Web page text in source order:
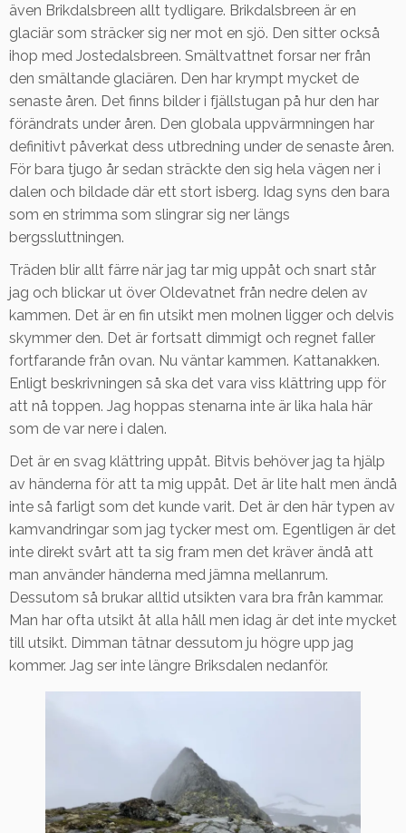
även Brikdalsbreen allt tydligare. Brikdalsbreen är en
glaciär som sträcker sig ner mot en sjö. Den sitter också
ihop med Jostedalsbreen. Smältvattnet forsar ner från
den smältande glaciären. Den har krympt mycket de
senaste åren. Det finns bilder i fjällstugan på hur den har
förändrats under åren. Den globala uppvärmningen har
definitivt påverkat dess utbredning under de senaste åren.
För bara tjugo år sedan sträckte den sig hela vägen ner i
dalen och bildade där ett stort isberg. Idag syns den bara
som en strimma som slingrar sig ner längs
bergssluttningen.
Träden blir allt färre när jag tar mig uppåt och snart står
jag och blickar ut över Oldevatnet från nedre delen av
kammen. Det är en fin utsikt men molnen ligger och delvis
skymmer den. Det är fortsatt dimmigt och regnet faller
fortfarande från ovan. Nu väntar kammen. Kattanakken.
Enligt beskrivningen så ska det vara viss klättring upp för
att nå toppen. Jag hoppas stenarna inte är lika hala här
som de var nere i dalen.
Det är en svag klättring uppåt. Bitvis behöver jag ta hjälp
av händerna för att ta mig uppåt. Det är lite halt men ändå
inte så farligt som det kunde varit. Det är den här typen av
kamvandringar som jag tycker mest om. Egentligen är det
inte direkt svårt att ta sig fram men det kräver ändå att
man använder händerna med jämna mellanrum.
Dessutom så brukar alltid utsikten vara bra från kammar.
Man har ofta utsikt åt alla håll men idag är det inte mycket
till utsikt. Dimman tätnar dessutom ju högre upp jag
kommer. Jag ser inte längre Briksdalen nedanför.